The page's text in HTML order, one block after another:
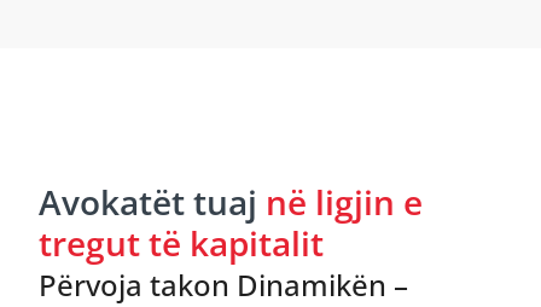
Avokatët tuaj në ligjin e
tregut të kapitalit
Përvoja takon Dinamikën –